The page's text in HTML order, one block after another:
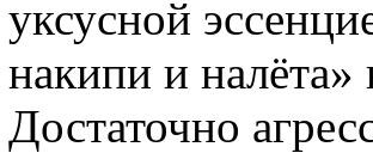
уксусной
накипи и
Достаточно